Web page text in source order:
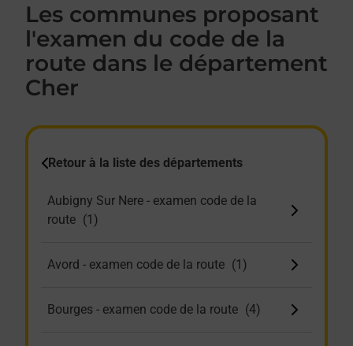
Les communes proposant
l'examen du code de la
route dans le département
Cher
Retour à la liste des départements
Aubigny Sur Nere - examen code de la
route
Avord - examen code de la route
Bourges - examen code de la route